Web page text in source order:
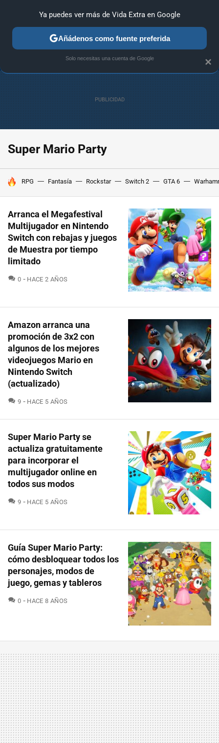
ANÁLISIS GUÍAS Y TRUCOS PC SONY NINTENDO
Super Mario Party
HOY SE HABLA DE
RPG Fantasía Rockstar Switch 2 GTA 6
Arranca el Megafestival
Multijugador en Nintendo
Switch con rebajas y juegos
de Muestra por tiempo
limitado
0 COMENTARIOS
HACE 2 AÑOS
Amazon arranca una
promoción de 3x2 con
algunos de los mejores
videojuegos Mario en
Nintendo Switch
(actualizado)
9 COMENTARIOS
HACE 5 AÑOS
Super Mario Party se
actualiza gratuitamente
para incorporar el
multijugador online en
todos sus modos
9 COMENTARIOS
HACE 5 AÑOS
Guía Super Mario Party:
cómo desbloquear todos los
personajes, modos de
juego, gemas y tableros
0 COMENTARIOS
HACE 8 AÑOS
×
Ya puedes ver más de Vida Extra en Google
Añádenos como fuente preferida
Solo necesitas una cuenta de Google